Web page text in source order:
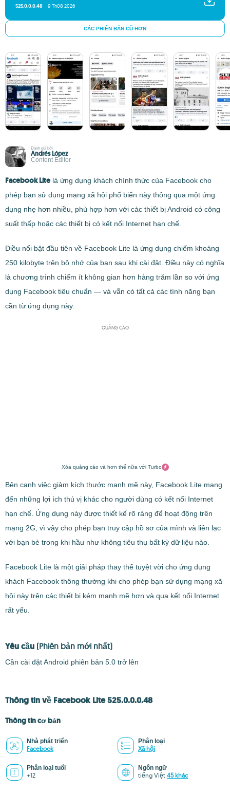
525.0.0.0.48 9 Th08 2026
CÁC PHIÊN BẢN CŨ HƠN
Đánh giá bởi
Andrés López
Content Editor
Facebook Lite là ứng dụng khách chính thức của Facebook cho
phép bạn sử dụng mạng xã hội phổ biến này thông qua một ứng
dụng nhẹ hơn nhiều, phù hợp hơn với các thiết bị Android có công
suất thấp hoặc các thiết bị có kết nối Internet hạn chế.
Điều nổi bật đầu tiên về Facebook Lite là ứng dụng chiếm khoảng
250 kilobyte trên bộ nhớ của bạn sau khi cài đặt. Điều này có nghĩa
là chương trình chiếm ít không gian hơn hàng trăm lần so với ứng
dụng Facebook tiêu chuẩn — và vẫn có tất cả các tính năng bạn
cần từ ứng dụng này.
QUẢNG CÁO
Xóa quảng cáo và hơn thế nữa với Turbo
Bên cạnh việc giảm kích thước mạnh mẽ này, Facebook Lite mang
đến những lợi ích thú vị khác cho người dùng có kết nối Internet
hạn chế. Ứng dụng này được thiết kế rõ ràng để hoạt động trên
mạng 2G, vì vậy cho phép bạn truy cập hồ sơ của mình và liên lạc
với bạn bè trong khi hầu như không tiêu thụ bất kỳ dữ liệu nào.
Facebook Lite là một giải pháp thay thế tuyệt vời cho ứng dụng
khách Facebook thông thường khi cho phép bạn sử dụng mạng xã
hội này trên các thiết bị kém mạnh mẽ hơn và qua kết nối Internet
rất yếu.
Yêu cầu (Phiên bản mới nhất)
Cần cài đặt Android phiên bản 5.0 trở lên
Thông tin về Facebook Lite 525.0.0.0.48
Thông tin cơ bản
Nhà phát triển
Facebook
Phân loại
Xã hội
Phân loại tuổi
+12
Ngôn ngữ
tiếng Việt 45 khác